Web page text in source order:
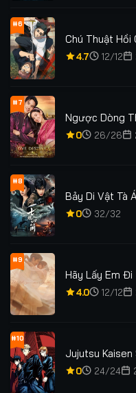
#6
Chú Thuật Hồi
4.7 12/12
#7
Ngược Dòng
0 26/26
#8
Bảy Di Vật Tà
0 32/32
#9
Hãy Lấy Em Đi
4.0 12/12
#10
Jujutsu Kaisen
0 24/24